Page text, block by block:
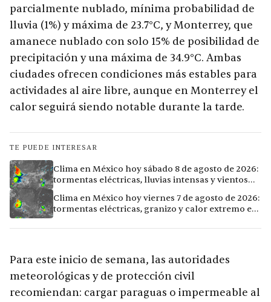
parcialmente nublado, mínima probabilidad de
lluvia (1%) y máxima de 23.7°C, y Monterrey, que
amanece nublado con solo 15% de posibilidad de
precipitación y una máxima de 34.9°C. Ambas
ciudades ofrecen condiciones más estables para
actividades al aire libre, aunque en Monterrey el
calor seguirá siendo notable durante la tarde.
TE PUEDE INTERESAR
Clima en México hoy sábado 8 de agosto de 2026:
tormentas eléctricas, lluvias intensas y vientos
Clima en México hoy viernes 7 de agosto de 2026:
tormentas eléctricas, granizo y calor extremo en
Para este inicio de semana, las autoridades
meteorológicas y de protección civil
recomiendan: cargar paraguas o impermeable al